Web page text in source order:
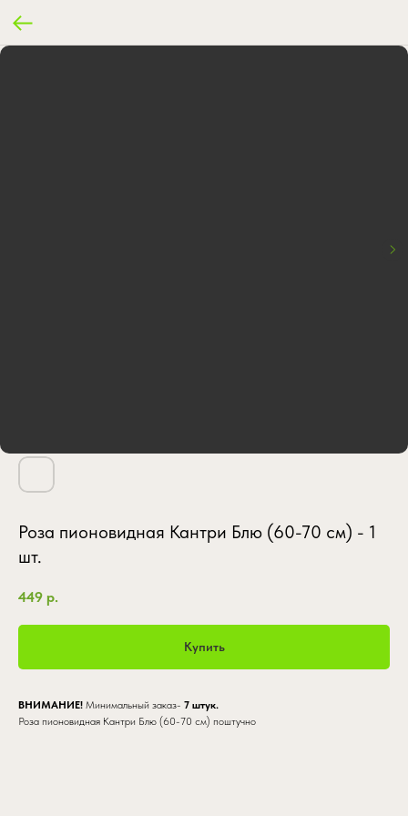
Роза пионовидная Кантри Блю (60-70 см) - 1
шт.
449 р.
Купить
ВНИМАНИЕ! Минимальный заказ- 7 штук.
Роза пионовидная Кантри Блю (60-70 см) поштучно